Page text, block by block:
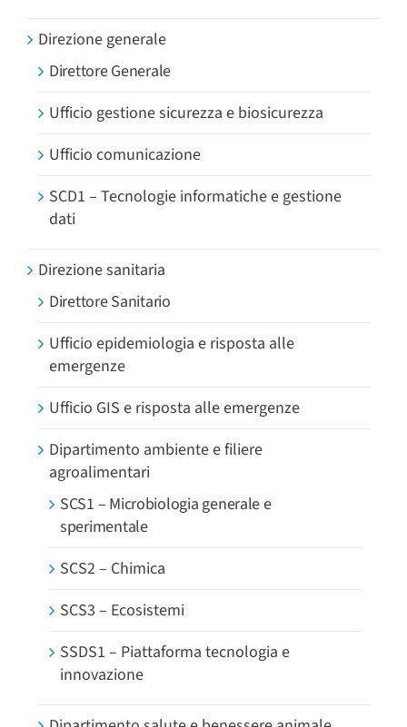
Direzione generale
Direttore Generale
Ufficio gestione sicurezza e biosicurezza
Ufficio comunicazione
SCD1 – Tecnologie informatiche e gestione
dati
Direzione sanitaria
Direttore Sanitario
Ufficio epidemiologia e risposta alle
emergenze
Ufficio GIS e risposta alle emergenze
Dipartimento ambiente e filiere
agroalimentari
SCS1 – Microbiologia generale e
sperimentale
SCS2 – Chimica
SCS3 – Ecosistemi
SSDS1 – Piattaforma tecnologia e
innovazione